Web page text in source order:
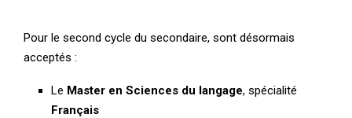
Pour le second cycle du secondaire, sont désormais
acceptés :
Le Master en Sciences du langage, spécialité
Français